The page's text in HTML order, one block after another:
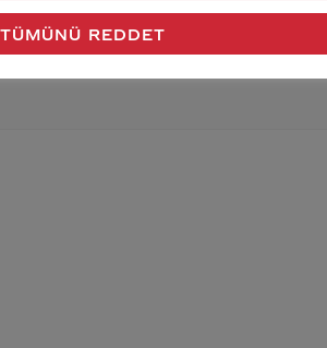
TÜMÜNÜ REDDET